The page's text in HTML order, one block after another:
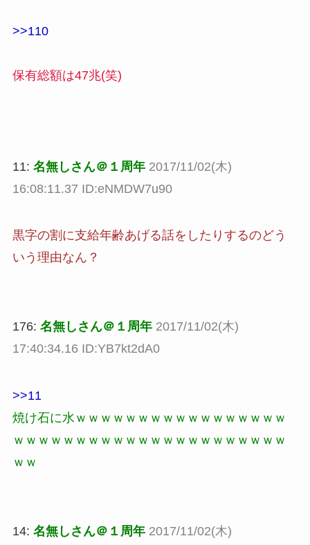
>>110
保有総額は47兆(笑)
11: 名無しさん＠１周年 2017/11/02(木)
16:08:11.37 ID:eNMDW7u90
黒字の割に支給年齢あげる話をしたりするのどう
いう理由なん？
176: 名無しさん＠１周年 2017/11/02(木)
17:40:34.16 ID:YB7kt2dA0
>>11
焼け石に水ｗｗｗｗｗｗｗｗｗｗｗｗｗｗｗｗｗ
ｗｗｗｗｗｗｗｗｗｗｗｗｗｗｗｗｗｗｗｗｗｗ
ｗｗ
14: 名無しさん＠１周年 2017/11/02(木)